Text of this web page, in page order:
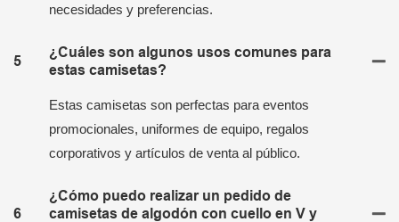
necesidades y preferencias.
5
¿Cuáles son algunos usos comunes para
estas camisetas?
Estas camisetas son perfectas para eventos
promocionales, uniformes de equipo, regalos
corporativos y artículos de venta al público.
6
¿Cómo puedo realizar un pedido de
camisetas de algodón con cuello en V y